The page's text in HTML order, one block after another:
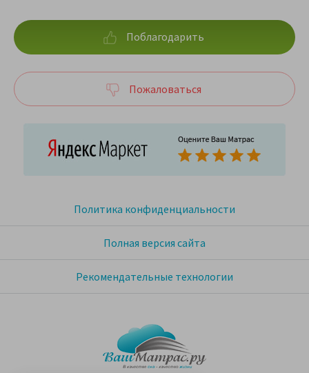
Политика конфиденциальности
Полная версия сайта
Рекомендательные технологии
Поблагодарить
Пожаловаться